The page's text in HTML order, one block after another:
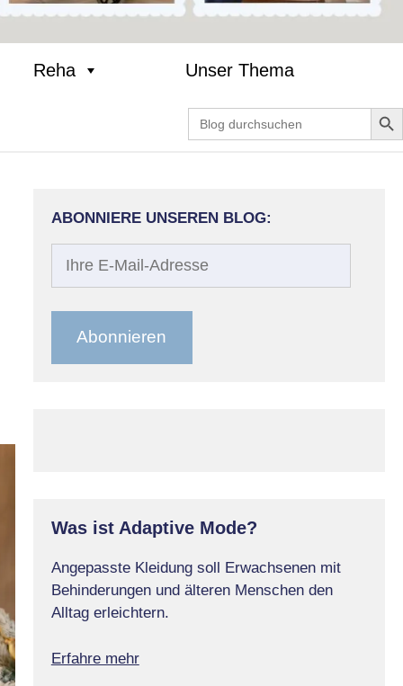
Reha Unser Thema
Search
for:
Search
ABONNIERE UNSEREN BLOG:
Abonnieren
Was ist Adaptive Mode?
Angepasste Kleidung soll Erwachsenen mit
Behinderungen und älteren Menschen den
Alltag erleichtern.
Erfahre mehr